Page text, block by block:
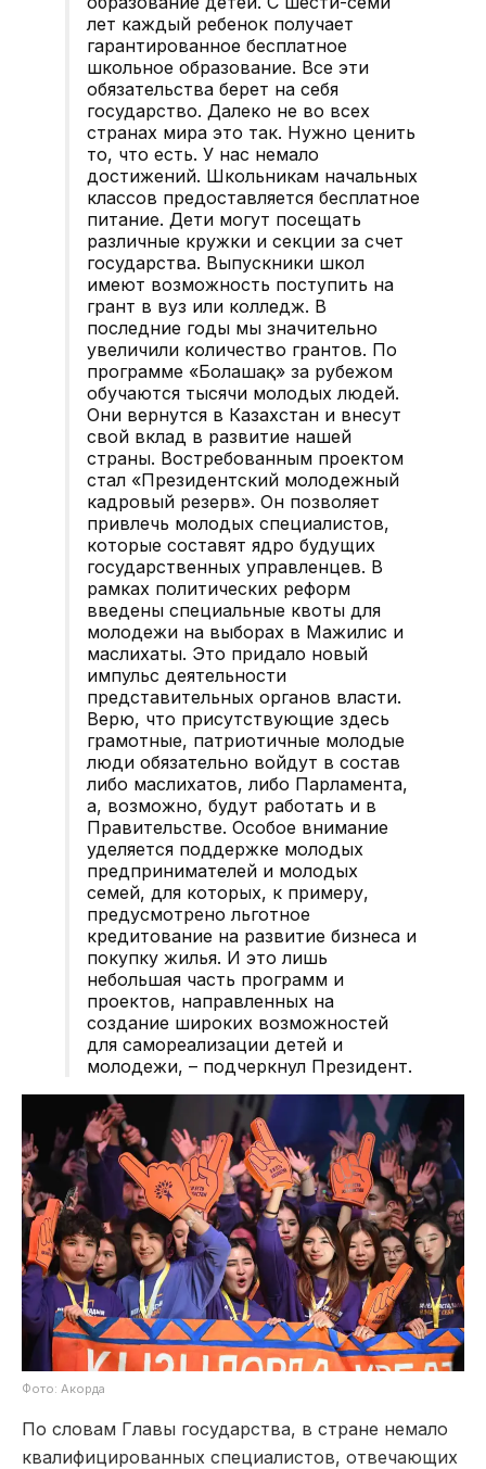
лет каждый ребенок получает
гарантированное бесплатное
школьное образование. Все эти
обязательства берет на себя
государство. Далеко не во всех
странах мира это так. Нужно ценить
то, что есть. У нас немало
достижений. Школьникам начальных
классов предоставляется бесплатное
питание. Дети могут посещать
различные кружки и секции за счет
государства. Выпускники школ
имеют возможность поступить на
грант в вуз или колледж. В
последние годы мы значительно
увеличили количество грантов. По
программе «Болашақ» за рубежом
обучаются тысячи молодых людей.
Они вернутся в Казахстан и внесут
свой вклад в развитие нашей
страны. Востребованным проектом
стал «Президентский молодежный
кадровый резерв». Он позволяет
привлечь молодых специалистов,
которые составят ядро будущих
государственных управленцев. В
рамках политических реформ
введены специальные квоты для
молодежи на выборах в Мажилис и
маслихаты. Это придало новый
импульс деятельности
представительных органов власти.
Верю, что присутствующие здесь
грамотные, патриотичные молодые
люди обязательно войдут в состав
либо маслихатов, либо Парламента,
а, возможно, будут работать и в
Правительстве. Особое внимание
уделяется поддержке молодых
предпринимателей и молодых
семей, для которых, к примеру,
предусмотрено льготное
кредитование на развитие бизнеса и
покупку жилья. И это лишь
небольшая часть программ и
проектов, направленных на
создание широких возможностей
для самореализации детей и
молодежи, – подчеркнул Президент.
Фото: Акорда
По словам Главы государства, в стране немало
квалифицированных специалистов, отвечающих